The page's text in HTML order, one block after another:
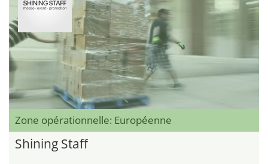
Zone opérationnelle: Européenne
Shining Staff